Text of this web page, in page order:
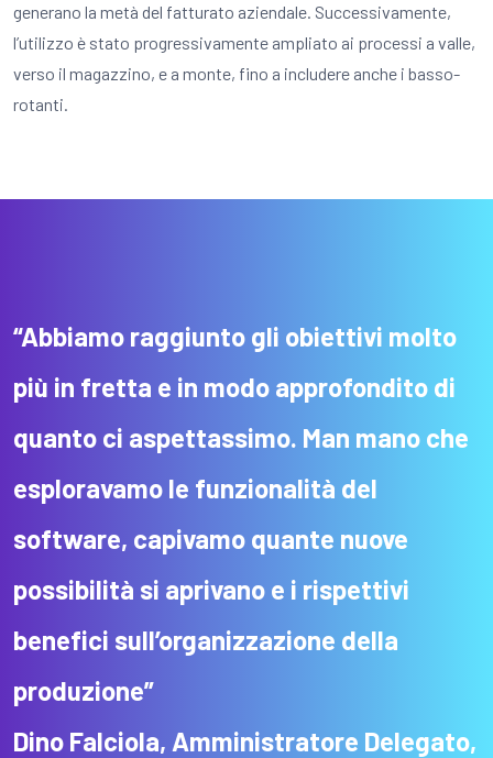
generano la metà del fatturato aziendale. Successivamente,
l’utilizzo è stato progressivamente ampliato ai processi a valle,
verso il magazzino, e a monte, fino a includere anche i basso-
rotanti.
“Abbiamo raggiunto gli obiettivi molto
più in fretta e in modo approfondito di
quanto ci aspettassimo. Man mano che
esploravamo le funzionalità del
software, capivamo quante nuove
possibilità si aprivano e i rispettivi
benefici sull’organizzazione della
produzione”
Dino Falciola, Amministratore Delegato,